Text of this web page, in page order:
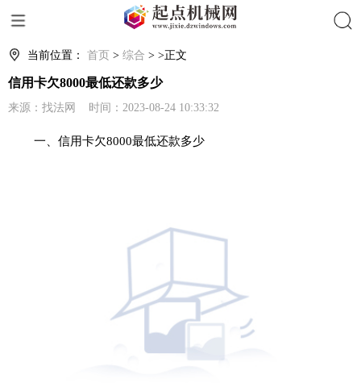
当前位置： 首页 > 综合 > >正文
信用卡欠8000最低还款多少
来源：找法网 时间：2023-08-24 10:33:32
一、信用卡欠8000最低还款多少